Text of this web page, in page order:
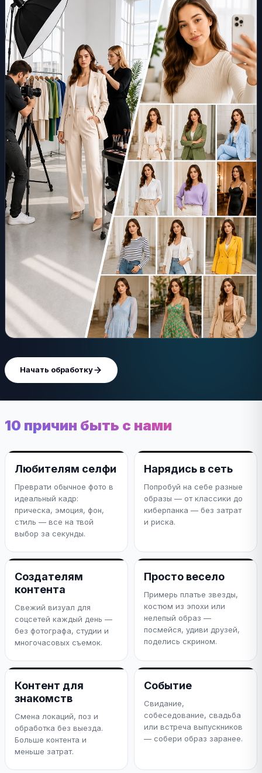
Начать обработку
10 причин быть с нами
Любителям селфи
Преврати обычное фото в
идеальный кадр:
прическа, эмоция, фон,
стиль — все на твой
выбор за секунды.
Нарядись в сеть
Попробуй на себе разные
образы — от классики до
киберпанка — без затрат
и риска.
Создателям
контента
Свежий визуал для
соцсетей каждый день —
без фотографа, студии и
многочасовых съемок.
Просто весело
Примерь платье звезды,
костюм из эпохи или
нелепый образ —
посмейся, удиви друзей,
поделись скрином.
Контент для
знакомств
Смена локаций, поз и
обработка без выезда.
Больше контента и
меньше затрат.
Событие
Свидание,
собеседование, свадьба
или встреча выпускников
— собери образ заранее.